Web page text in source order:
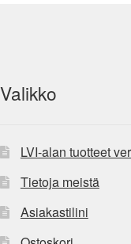
Valikko
LVI-alan tuotteet
Tietoja meistä
Asiakastilini